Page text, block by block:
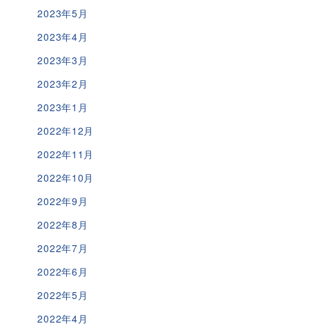
2023年5月
2023年4月
2023年3月
2023年2月
2023年1月
2022年12月
2022年11月
2022年10月
2022年9月
2022年8月
2022年7月
2022年6月
2022年5月
2022年4月